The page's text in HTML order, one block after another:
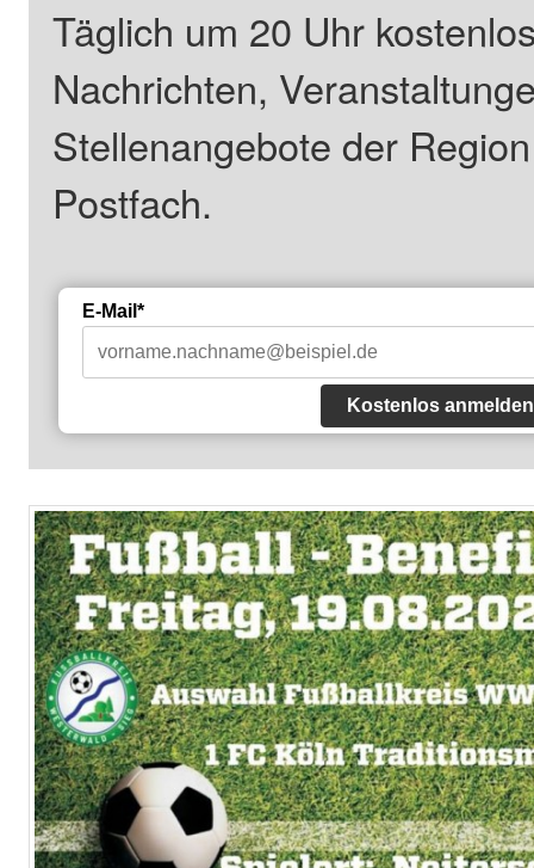
Täglich um 20 Uhr
Nachrichten,
Stellenangebote der
Postfach.
E-Mail*
Kostenlos anmelden